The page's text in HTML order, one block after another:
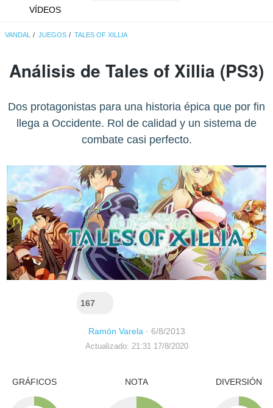
VÍDEOS
VANDAL JUEGOS TALES OF XILLIA
Análisis de Tales of Xillia (PS3)
Dos protagonistas para una historia épica que por fin
llega a Occidente. Rol de calidad y un sistema de
combate casi perfecto.
167
Ramón Varela · 6/8/2013
Actualizado: 21:31 17/8/2020
GRÁFICOS NOTA DIVERSIÓN